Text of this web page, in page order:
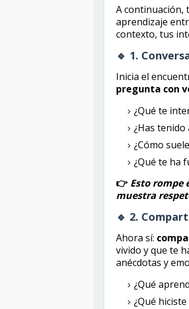
A continuación,
aprendizaje
contexto, tus
🔹 1.
Inicia el
pregunta con
¿Qué te
¿Has tenido
¿Cómo
¿Qué te ha
👉 Esto rompe
muestra
🔹 2.
Ahora sí:
vivido y que te
anécdotas y
¿Qué
¿Qué